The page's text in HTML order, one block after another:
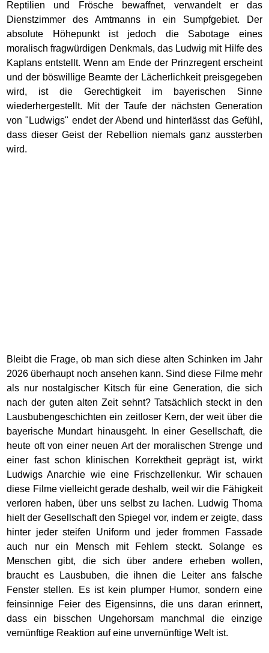
Reptilien und Frösche bewaffnet, verwandelt er das
Dienstzimmer des Amtmanns in ein Sumpfgebiet. Der
absolute Höhepunkt ist jedoch die Sabotage eines
moralisch fragwürdigen Denkmals, das Ludwig mit Hilfe des
Kaplans entstellt. Wenn am Ende der Prinzregent erscheint
und der böswillige Beamte der Lächerlichkeit preisgegeben
wird, ist die Gerechtigkeit im bayerischen Sinne
wiederhergestellt. Mit der Taufe der nächsten Generation
von "Ludwigs" endet der Abend und hinterlässt das Gefühl,
dass dieser Geist der Rebellion niemals ganz aussterben
wird.
Bleibt die Frage, ob man sich diese alten Schinken im Jahr
2026 überhaupt noch ansehen kann. Sind diese Filme mehr
als nur nostalgischer Kitsch für eine Generation, die sich
nach der guten alten Zeit sehnt? Tatsächlich steckt in den
Lausbubengeschichten ein zeitloser Kern, der weit über die
bayerische Mundart hinausgeht. In einer Gesellschaft, die
heute oft von einer neuen Art der moralischen Strenge und
einer fast schon klinischen Korrektheit geprägt ist, wirkt
Ludwigs Anarchie wie eine Frischzellenkur. Wir schauen
diese Filme vielleicht gerade deshalb, weil wir die Fähigkeit
verloren haben, über uns selbst zu lachen. Ludwig Thoma
hielt der Gesellschaft den Spiegel vor, indem er zeigte, dass
hinter jeder steifen Uniform und jeder frommen Fassade
auch nur ein Mensch mit Fehlern steckt. Solange es
Menschen gibt, die sich über andere erheben wollen,
braucht es Lausbuben, die ihnen die Leiter ans falsche
Fenster stellen. Es ist kein plumper Humor, sondern eine
feinsinnige Feier des Eigensinns, die uns daran erinnert,
dass ein bisschen Ungehorsam manchmal die einzige
vernünftige Reaktion auf eine unvernünftige Welt ist.